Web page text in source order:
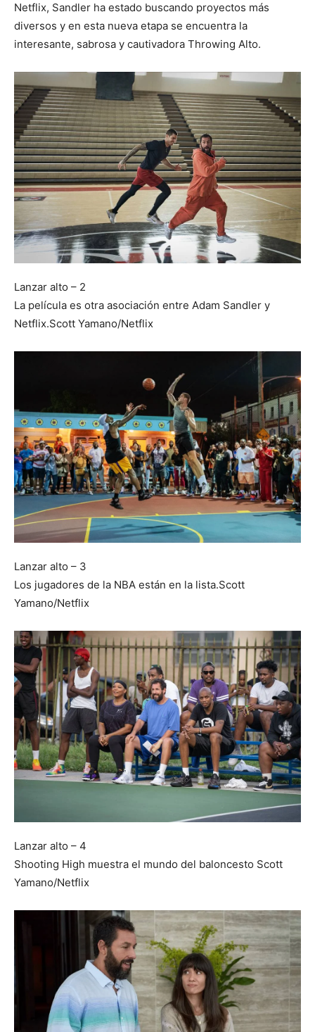
Netflix, Sandler ha estado buscando proyectos más
diversos y en esta nueva etapa se encuentra la
interesante, sabrosa y cautivadora Throwing Alto.
Lanzar alto – 2
La película es otra asociación entre Adam Sandler y
Netflix.Scott Yamano/Netflix
Lanzar alto – 3
Los jugadores de la NBA están en la lista.Scott
Yamano/Netflix
Lanzar alto – 4
Shooting High muestra el mundo del baloncesto Scott
Yamano/Netflix